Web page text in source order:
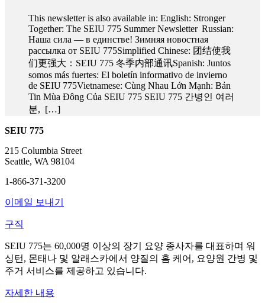
This newsletter is also available in: English: Stronger
Together: The SEIU 775 Summer Newsletter Russian:
Наша сила — в единстве! Зимняя новостная
рассылка от SEIU 775Simplified Chinese: 团结使我
们更强大：SEIU 775 冬季内部通讯Spanish: Juntos
somos más fuertes: El boletín informativo de invierno
de SEIU 775Vietnamese: Cùng Nhau Lớn Mạnh: Bản
Tin Mùa Đông Của SEIU 775 SEIU 775 간병인 여러
분, […]
SEIU 775
215 Columbia Street
Seattle, WA 98104
1-866-371-3200
이메일 보내기
구직
SEIU 775는 60,000명 이상의 장기 요양 종사자를 대표하며 워
싱턴, 몬태나 및 알래스카에서 양질의 홈 케어, 요양원 간병 및
주거 서비스를 제공하고 있습니다.
자세한 내용